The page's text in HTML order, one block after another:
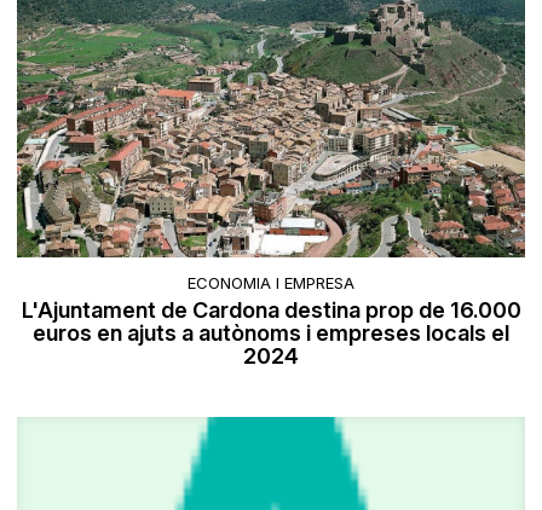
ECONOMIA I EMPRESA
L'Ajuntament de Cardona destina prop de 16.000
euros en ajuts a autònoms i empreses locals el
2024